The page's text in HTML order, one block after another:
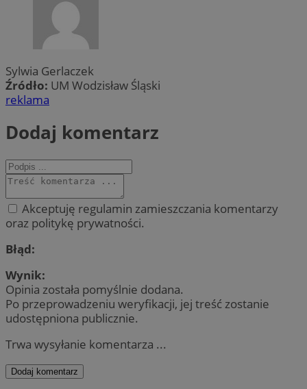
Sylwia Gerlaczek
Źródło: UM Wodzisław Śląski
reklama
Dodaj komentarz
Akceptuję regulamin zamieszczania komentarzy
oraz politykę prywatności.
Błąd:
Wynik:
Opinia została pomyślnie dodana.
Po przeprowadzeniu weryfikacji, jej treść zostanie
udostępniona publicznie.
Trwa wysyłanie komentarza ...
Dodaj komentarz